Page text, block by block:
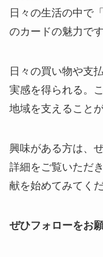
日々の生活の中で
のカードの魅力です
日々の買い物や支
実感を得られる。
地域を支えること
興味がある方は、
詳細をご覧いただ
献を始めてみてくだ
ぜひフォローをお